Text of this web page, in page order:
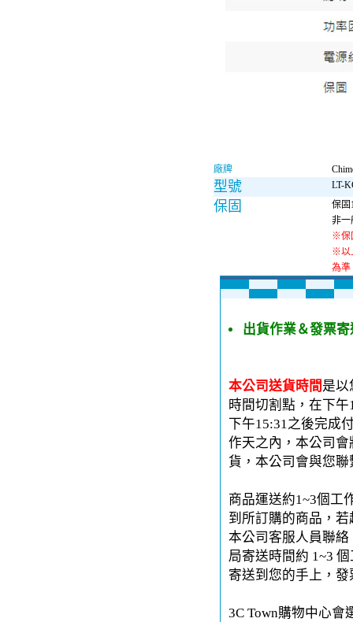
廠牌
型號 LT-
保固
保固
非一
※保
※以
為準
出貨作業＆發票寄
本公司送貨時間 是以
時間切割點，在下
下午15:31之後完成
作天之內，本公司
貨，本公司會與您
商品運送約1~3個工
到所訂購的商品，
本公司客服人員聯
局寄送時間約 1~3
寄送到您的手上，
3C Town購物中心